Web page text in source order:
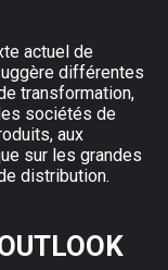
actuel de
différentes
transformation,
sociétés de
aux
sur les grandes
distribution.